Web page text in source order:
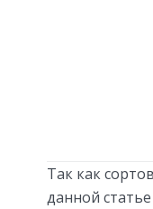
Так как
данной